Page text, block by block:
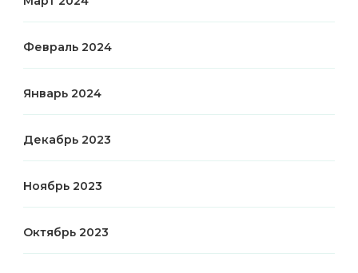
Февраль 2024
Январь 2024
Декабрь 2023
Ноябрь 2023
Октябрь 2023